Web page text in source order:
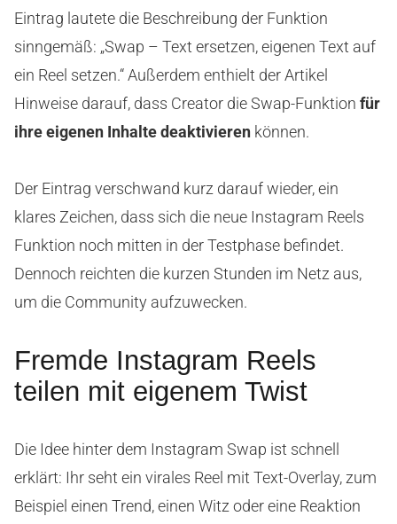
Eintrag lautete die Beschreibung der Funktion
sinngemäß: „Swap – Text ersetzen, eigenen Text auf
ein Reel setzen.“ Außerdem enthielt der Artikel
Hinweise darauf, dass Creator die Swap-Funktion für
ihre eigenen Inhalte deaktivieren können.
Der Eintrag verschwand kurz darauf wieder, ein
klares Zeichen, dass sich die neue Instagram Reels
Funktion noch mitten in der Testphase befindet.
Dennoch reichten die kurzen Stunden im Netz aus,
um die Community aufzuwecken.
Fremde Instagram Reels
teilen mit eigenem Twist
Die Idee hinter dem Instagram Swap ist schnell
erklärt: Ihr seht ein virales Reel mit Text-Overlay, zum
Beispiel einen Trend, einen Witz oder eine Reaktion